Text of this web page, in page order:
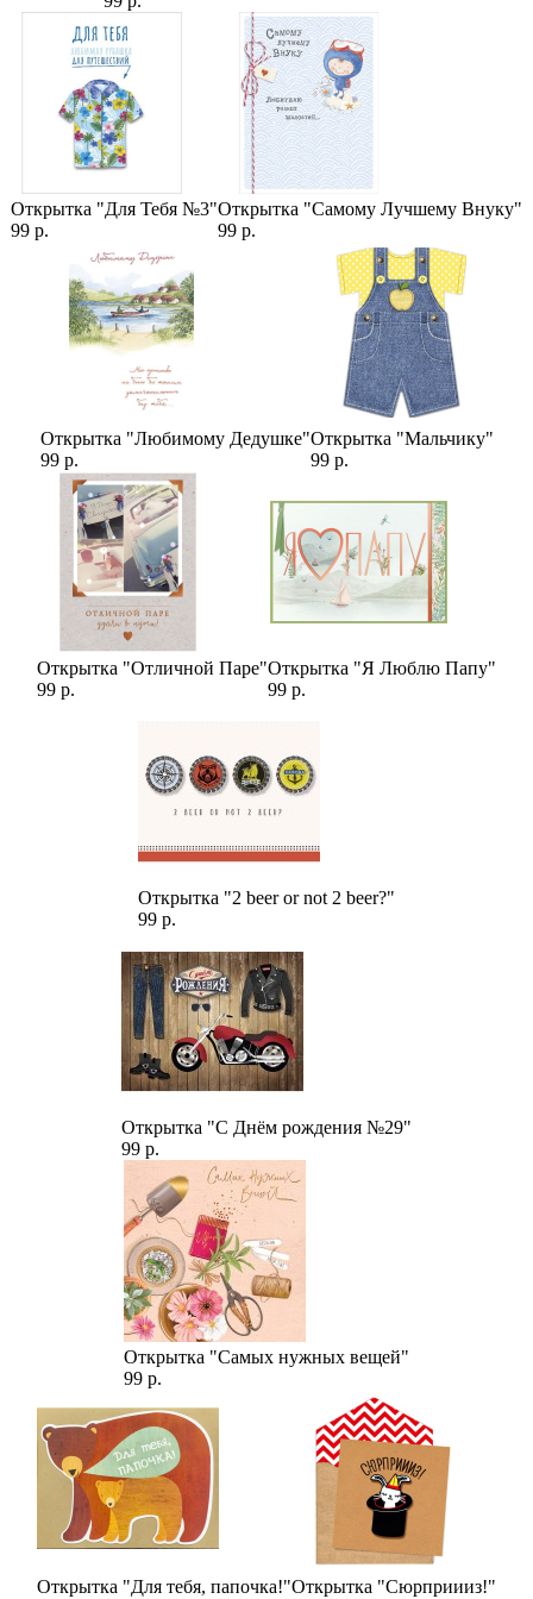
,Цены,Гипсофилы Готовые букеты
Открытка "Для Тебя №3"
99 р.
Открытка "Самому Лучшему Внуку"
99 р.
Открытка "Любимому Дедушке"
99 р.
Открытка "Мальчику"
99 р.
Открытка "Отличной Паре"
99 р.
Открытка "Я Люблю Папу"
99 р.
Открытка "2 beer or not 2 beer?"
99 р.
Открытка "С Днём рождения №29"
99 р.
Открытка "Самых нужных вещей"
99 р.
Открытка "Для тебя, папочка!"Открытка "Сюрприииз!"